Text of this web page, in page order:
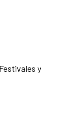
y